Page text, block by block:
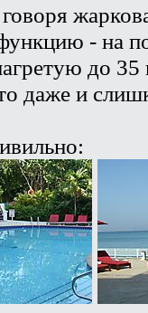
- на
до
даже и